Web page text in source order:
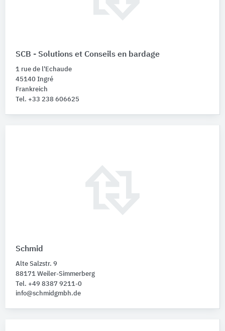
SCB - Solutions et Conseils en bardage
1 rue de l'Echaude
45140 Ingré
Frankreich
Tel. +33 238 606625
Schmid
Alte Salzstr. 9
88171 Weiler-Simmerberg
Tel. +49 8387 9211-0
info@schmidgmbh.de